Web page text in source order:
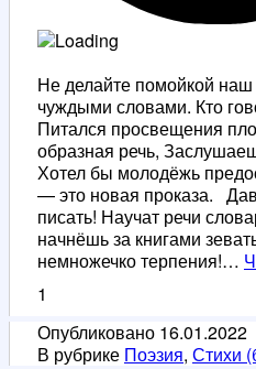
Не делайте помойкой
чуждыми словами. Кто
Питался просвещения
образная речь,
Хотел бы молодёжь
— это новая проказа.
писать! Научат речи
начнёшь за книгами
немножечко терпения!…
1
Опубликовано 16.01.2022
В рубрике Поэзия, Стихи